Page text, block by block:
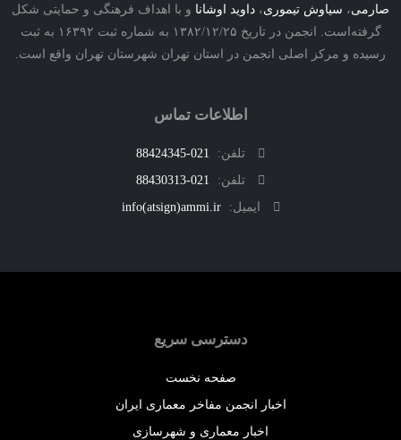
،سیاوش تیموری،داوید اوشاناو با اهداف فرهنگی و حمایتی شکل
گرفته‌است. انجمن در تاریخ ۱۳۸۲/۱۲/۲۵ به شماره ثبت ۱۶۳۹۲ به ثبت
و مرکز اصلی انجمن در استان تهران شهرستان تهران واقع است.
اطلاعات تماس
تلفن:
021-88424345
تلفن:
021-88430313
ایمیل:
info(atsign)ammi.ir
دسترسی سریع
صفحه نخست
اخبار انجمن مفاخر معماری ایران
اخبار معماری و شهرسازی